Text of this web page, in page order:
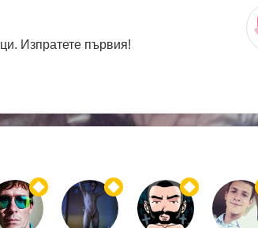
Изпратете първия!